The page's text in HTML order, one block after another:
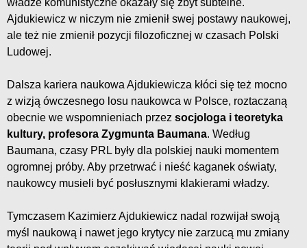
władze komunistyczne okazały się zbyt subtelne.
Ajdukiewicz w niczym nie zmienił swej postawy naukowej,
ale też nie zmienił pozycji filozoficznej w czasach Polski
Ludowej.
Dalsza kariera naukowa Ajdukiewicza kłóci się też mocno
z wizją ówczesnego losu naukowca w Polsce, roztaczaną
obecnie we wspomnieniach przez socjologa i teoretyka
kultury, profesora Zygmunta Baumana. Według
Baumana, czasy PRL były dla polskiej nauki momentem
ogromnej próby. Aby przetrwać i nieść kaganek oświaty,
naukowcy musieli być posłusznymi klakierami władzy.
Tymczasem Kazimierz Ajdukiewicz nadal rozwijał swoją
myśl naukową i nawet jego krytycy nie zarzucą mu zmiany